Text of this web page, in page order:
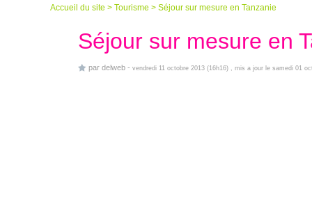
Accueil du site > Tourisme > Séjour sur mesure en Tanzanie
Séjour sur mesure en
par delweb - vendredi 11 octobre 2013 (16h16) , mis a jour le samedi 01